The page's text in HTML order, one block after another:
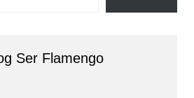
Ser Flamengo